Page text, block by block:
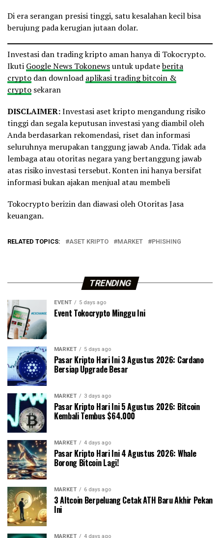
Di era serangan presisi tinggi, satu kesalahan kecil bisa
berujung pada kerugian jutaan dolar.
Investasi dan trading kripto aman hanya di Tokocrypto.
Ikuti Google News Tokonewsuntuk updateberita
crypto dan download aplikasi trading bitcoin &
crypto sekaran
DISCLAIMER:Investasi aset kripto mengandung risiko
tinggi dan segala keputusan investasi yang diambil oleh
Anda berdasarkan rekomendasi, riset dan informasi
seluruhnya merupakan tanggung jawab Anda. Tidak ada
lembaga atau otoritas negara yang bertanggung jawab
atas risiko investasi tersebut. Konten ini hanya bersifat
informasi bukan ajakan menjual atau membeli
Tokocrypto berizin dan diawasi oleh Otoritas Jasa
keuangan.
RELATED TOPICS: ASET KRIPTO MARKET PHISHING
TRENDING
EVENT 5 days ago
Event Tokocrypto Minggu Ini
MARKET 5 days ago
Pasar Kripto Hari Ini 3 Agustus 2026: Cardano
Bersiap Upgrade Besar
MARKET 3 days ago
Pasar Kripto Hari Ini 5 Agustus 2026: Bitcoin
Kembali Tembus $64.000
MARKET 4 days ago
Pasar Kripto Hari Ini 4 Agustus 2026: Whale
Borong Bitcoin Lagi!
MARKET 6 days ago
3 Altcoin Berpeluang Cetak ATH Baru Akhir Pekan
Ini
MARKET 4 days ago